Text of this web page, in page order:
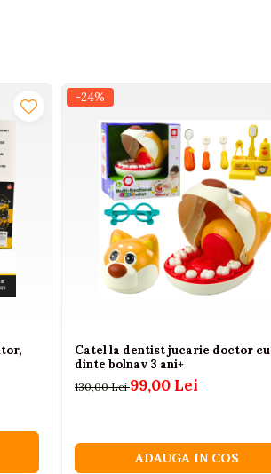
-24%
Catel la dentist jucarie doctor cu
dinte bolnav 3 ani+
130,00 Lei99,00 Lei
ADAUGA IN COS